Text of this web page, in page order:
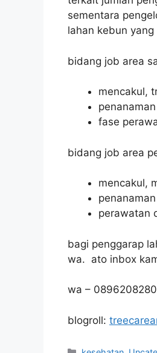
sementara
lahan kebun
bidang job area
mencakul,
fase
bidang job area
mencakul,
perawatan
bagi penggarap
wa. ato inbox
wa –
blogroll: